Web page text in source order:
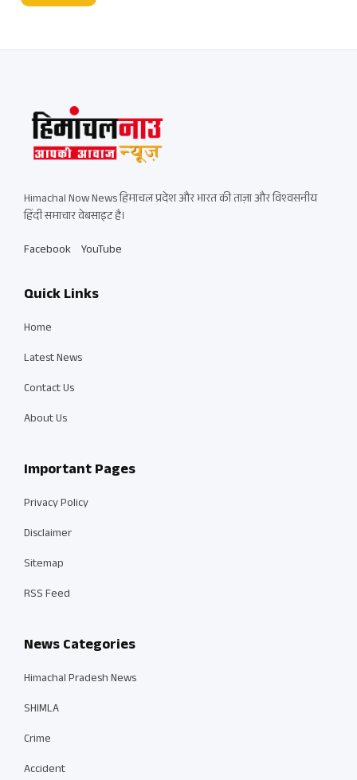
Himachal Now News हिमाचल प्रदेश और भारत की ताज़ा और विश्वसनीय
हिंदी समाचार वेबसाइट है।
Facebook YouTube
Quick Links
Home
Latest News
Contact Us
About Us
Important Pages
Privacy Policy
Disclaimer
Sitemap
RSS Feed
News Categories
Himachal Pradesh News
SHIMLA
Crime
Accident